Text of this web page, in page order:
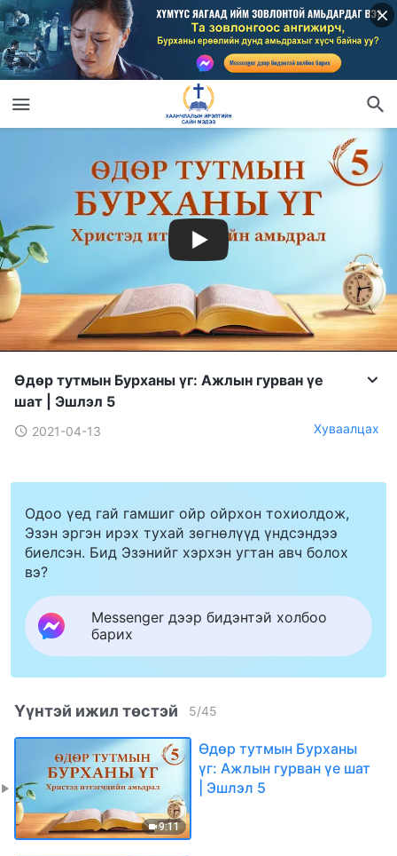
Өдөр тутмын Бурханы үг: Ажлын гурван үе
шат | Эшлэл 5
2021-04-13 Хуваалцах
Одоо үед гай гамшиг ойр ойрхон тохиолдож,
Эзэн эргэн ирэх тухай зөгнөлүүд үндсэндээ
биелсэн. Бид Эзэнийг хэрхэн угтан авч болох
вэ?
Messenger дээр бидэнтэй холбоо
барих
Үүнтэй ижил төстэй 5/45
9:11
Өдөр тутмын Бурханы
үг: Ажлын гурван үе шат
| Эшлэл 5